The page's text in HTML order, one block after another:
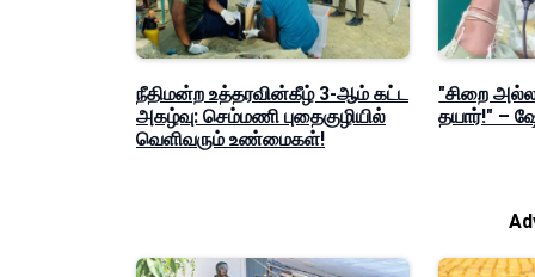
நீதிமன்ற உத்தரவின்கீழ் 3-ஆம் கட்ட
அகழ்வு: செம்மணி புதைகுழியில்
வெளிவரும் உண்மைகள்!
"சிறை
தயார்!" –